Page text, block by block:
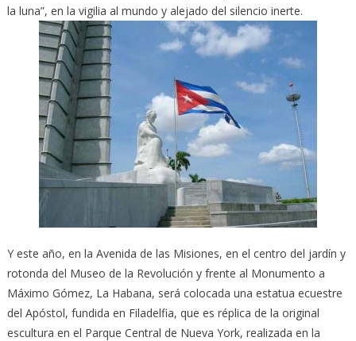
la luna”, en la vigilia al mundo y alejado del silencio inerte.
Y este año, en la Avenida de las Misiones, en el centro del jardín y
rotonda del Museo de la Revolución y frente al Monumento a
Máximo Gómez, La Habana, será colocada una estatua ecuestre
del Apóstol, fundida en Filadelfia, que es réplica de la original
escultura en el Parque Central de Nueva York, realizada en la